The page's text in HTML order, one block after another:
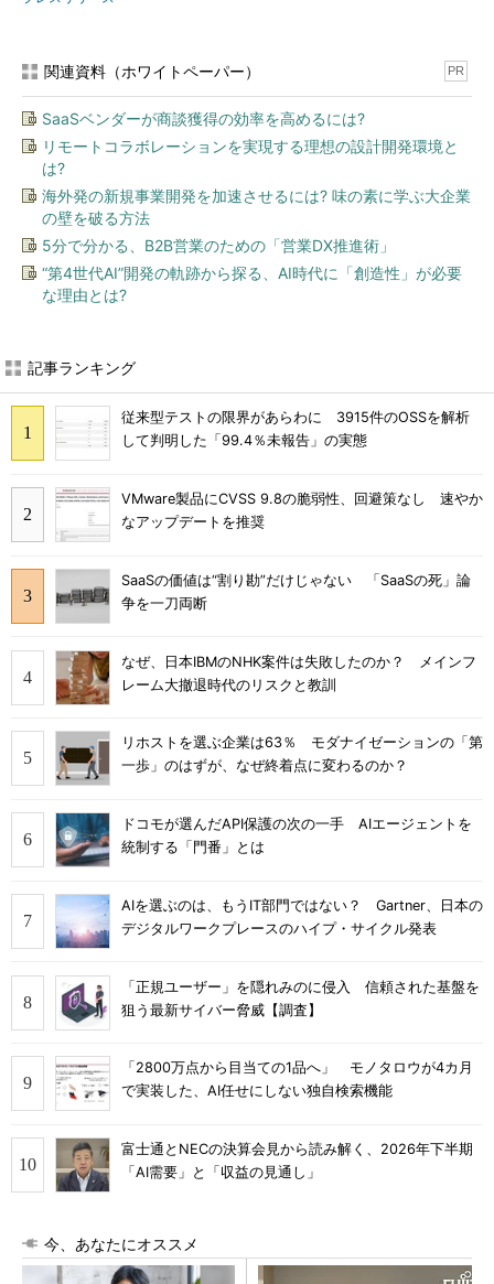
関連資料（ホワイトペーパー） PR
SaaSベンダーが商談獲得の効率を高めるには?
リモートコラボレーションを実現する理想の設計開発環境と
は?
海外発の新規事業開発を加速させるには? 味の素に学ぶ大企業
の壁を破る方法
5分で分かる、B2B営業のための「営業DX推進術」
“第4世代AI”開発の軌跡から探る、AI時代に「創造性」が必要
な理由とは?
記事ランキング
従来型テストの限界があらわに 3915件のOSSを解析
して判明した「99.4％未報告」の実態
VMware製品にCVSS 9.8の脆弱性、回避策なし 速やか
なアップデートを推奨
SaaSの価値は“割り勘”だけじゃない 「SaaSの死」論
争を一刀両断
なぜ、日本IBMのNHK案件は失敗したのか？ メインフ
レーム大撤退時代のリスクと教訓
リホストを選ぶ企業は63％ モダナイゼーションの「第
一歩」のはずが、なぜ終着点に変わるのか？
ドコモが選んだAPI保護の次の一手 AIエージェントを
統制する「門番」とは
AIを選ぶのは、もうIT部門ではない？ Gartner、日本の
デジタルワークプレースのハイプ・サイクル発表
「正規ユーザー」を隠れみのに侵入 信頼された基盤を
狙う最新サイバー脅威【調査】
「2800万点から目当ての1品へ」 モノタロウが4カ月
で実装した、AI任せにしない独自検索機能
富士通とNECの決算会見から読み解く、2026年下半期
「AI需要」と「収益の見通し」
今、あなたにオススメ